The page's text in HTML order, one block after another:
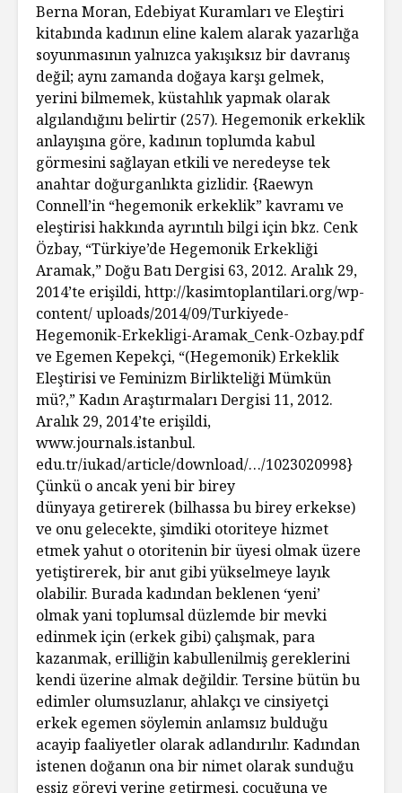
Berna Moran, Edebiyat Kuramları ve Eleştiri
kitabında kadının eline kalem alarak yazarlığa
soyunmasının yalnızca yakışıksız bir davranış
değil; aynı zamanda doğaya karşı gelmek,
yerini bilmemek, küstahlık yapmak olarak
algılandığını belirtir (257). Hegemonik erkeklik
anlayışına göre, kadının toplumda kabul
görmesini sağlayan etkili ve neredeyse tek
anahtar doğurganlıkta gizlidir. {Raewyn
Connell’in “hegemonik erkeklik” kavramı ve
eleştirisi hakkında ayrıntılı bilgi için bkz. Cenk
Özbay, “Türkiye’de Hegemonik Erkekliği
Aramak,” Doğu Batı Dergisi 63, 2012. Aralık 29,
2014’te erişildi, http://kasimtoplantilari.org/wp-
content/ uploads/2014/09/Turkiyede-
Hegemonik-Erkekligi-Aramak_Cenk-Ozbay.pdf
ve Egemen Kepekçi, “(Hegemonik) Erkeklik
Eleştirisi ve Feminizm Birlikteliği Mümkün
mü?,” Kadın Araştırmaları Dergisi 11, 2012.
Aralık 29, 2014’te erişildi,
www.journals.istanbul.
edu.tr/iukad/article/download/…/1023020998}
Çünkü o ancak yeni bir birey
dünyaya getirerek (bilhassa bu birey erkekse)
ve onu gelecekte, şimdiki otoriteye hizmet
etmek yahut o otoritenin bir üyesi olmak üzere
yetiştirerek, bir anıt gibi yükselmeye layık
olabilir. Burada kadından beklenen ‘yeni’
olmak yani toplumsal düzlemde bir mevki
edinmek için (erkek gibi) çalışmak, para
kazanmak, erilliğin kabullenilmiş gereklerini
kendi üzerine almak değildir. Tersine bütün bu
edimler olumsuzlanır, ahlakçı ve cinsiyetçi
erkek egemen söylemin anlamsız bulduğu
acayip faaliyetler olarak adlandırılır. Kadından
istenen doğanın ona bir nimet olarak sunduğu
eşsiz görevi yerine getirmesi, çocuğuna ve